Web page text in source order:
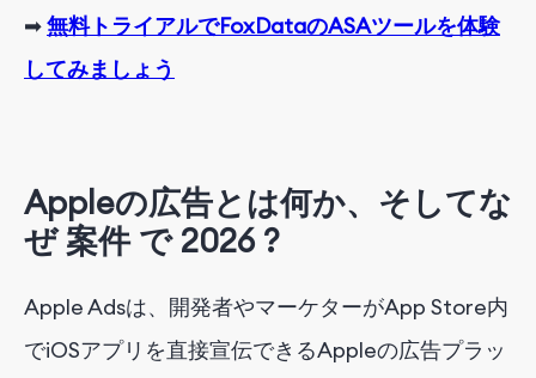
➡無料トライアルでFoxDataのASAツールを体験
してみましょう
Appleの広告とは何か、そしてな
ぜ 案件 で 2026 ?
Apple Adsは、開発者やマーケターがApp Store内
でiOSアプリを直接宣伝できるAppleの広告プラッ